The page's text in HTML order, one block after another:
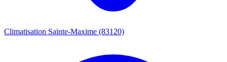
Climatisation Sainte-Maxime (83120)